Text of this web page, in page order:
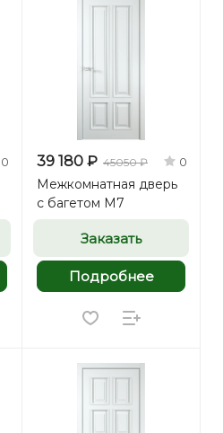
0 39 180 ₽ 45050 ₽ 0
Межкомнатная дверь
с багетом М7
Заказать
Подробнее